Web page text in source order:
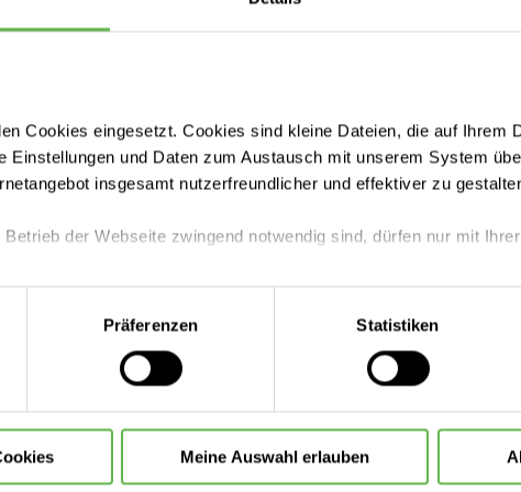
Cookies eingesetzt. Cookies sind kleine Dateien, die auf Ihrem
Einstellungen und Daten zum Austausch mit unserem System
insgesamt nutzerfreundlicher und effektiver zu
der Webseite zwingend notwendig sind, dürfen nur mit
Seite mit nur den notwendigen Cookies zu benutzen, eine
zu treffen oder durch Auswahl von „Alle Cookies akzeptieren“ in
können Sie jederzeit ändern oder widerrufen.
Präferenzen Statistiken
Meine Auswahl erlauben
Leistungen finden
Karriere bei uns
Ihre Ansprechpartner:innen